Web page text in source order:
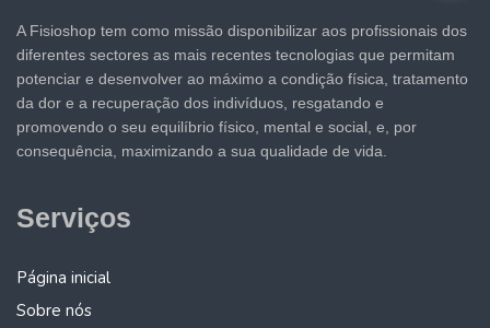
A Fisioshop tem como missão disponibilizar aos profissionais dos
diferentes sectores as mais recentes tecnologias que permitam
potenciar e desenvolver ao máximo a condição física, tratamento
da dor e a recuperação dos indivíduos, resgatando e
promovendo o seu equilíbrio físico, mental e social, e, por
consequência, maximizando a sua qualidade de vida.
Serviços
Página inicial
Sobre nós